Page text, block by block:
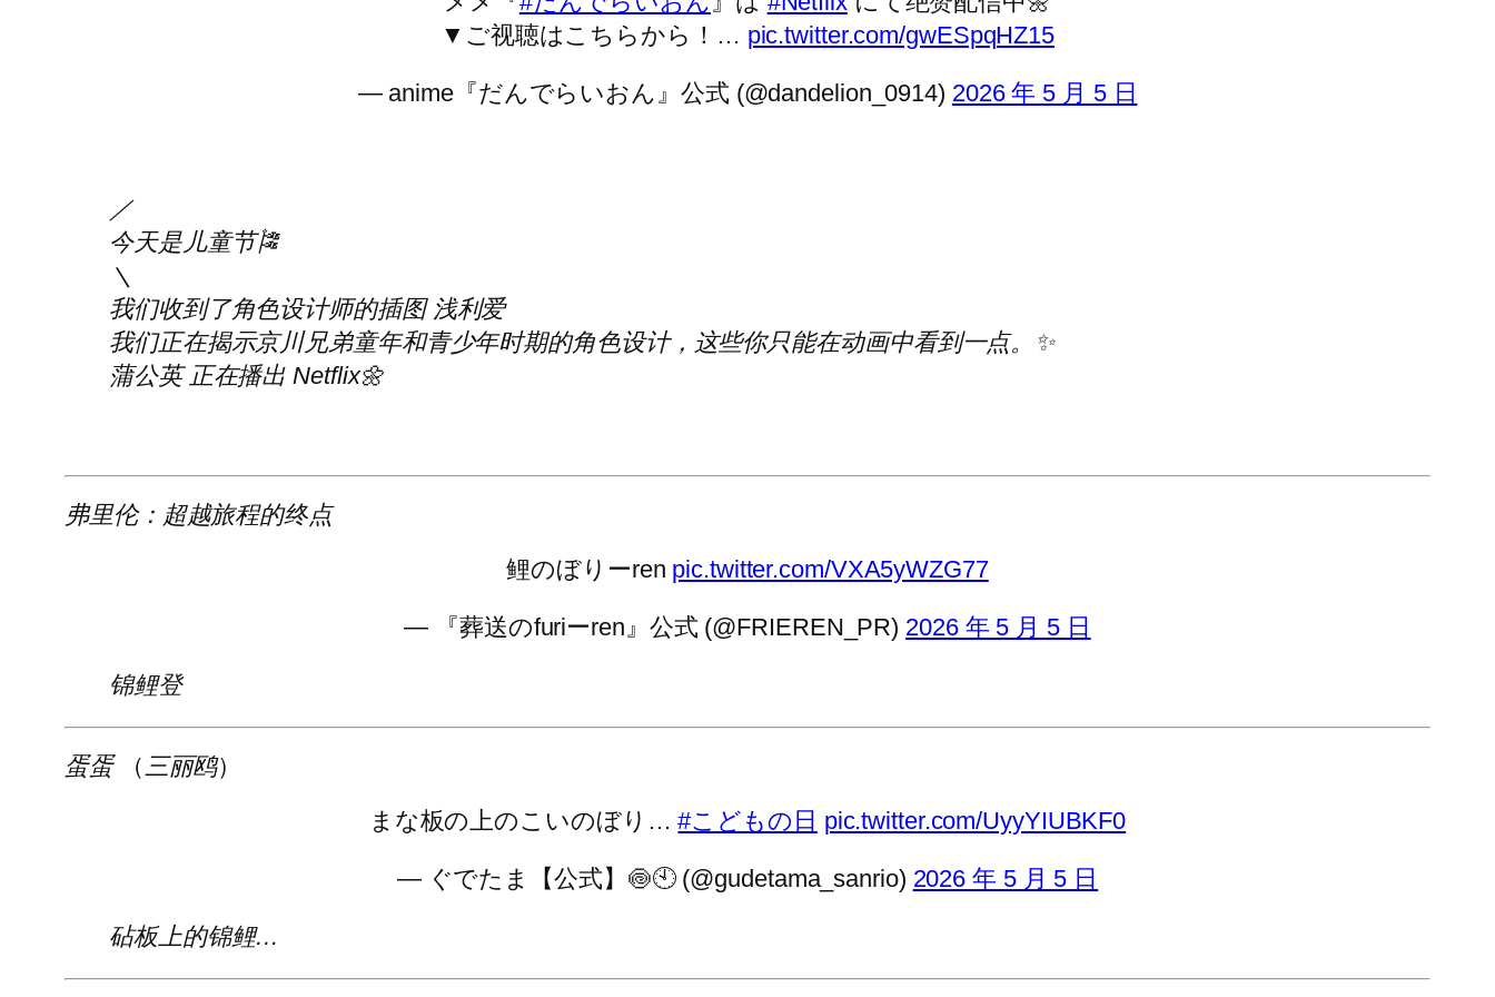
▼ご视聴はこちらから！… pic.twitter.com/gwESpqHZ15
— anime『だんでらいおん』公式 (@dandelion_0914) 2026 年 5 月 5 日
／
今天是儿童节🎏
＼
我们收到了角色设计师的插图 浅利爱
我们正在揭示京川兄弟童年和青少年时期的角色设计，这些你只能在动画中看到一点。✨
蒲公英正在播出Netflix🌼
弗里伦：超越旅程的终点
鲤のぼりーren pic.twitter.com/VXA5yWZG77
— 『葬送のfuriーren』公式 (@FRIEREN_PR) 2026 年 5 月 5 日
锦鲤登
蛋蛋（三丽鸥）
まな板の上のこいのぼり…#こどもの日 pic.twitter.com/UyyYIUBKF0
— ぐでたま【公式】🍥🕙 (@gudetama_sanrio) 2026 年 5 月 5 日
砧板上的锦鲤…